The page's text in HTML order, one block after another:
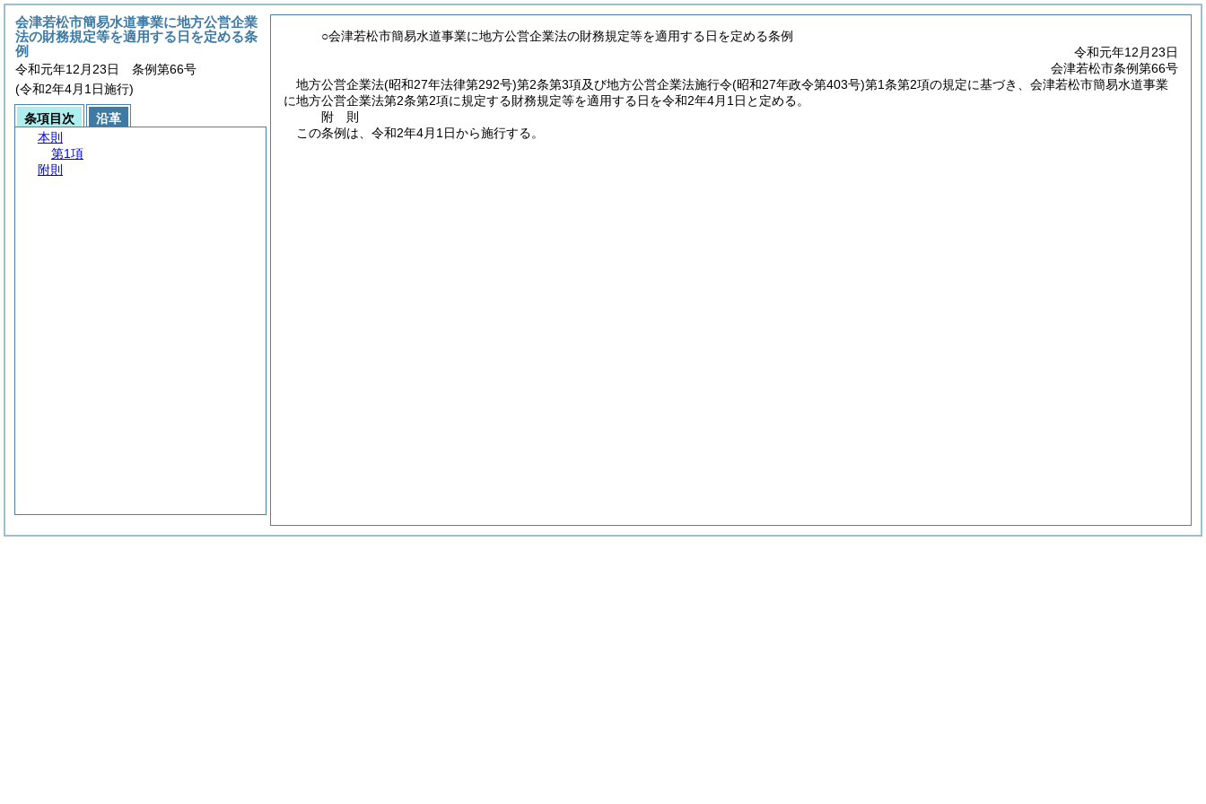
○会津若松市簡易水道事業に地方公営企業法の財務規定等を適用する日を定める条例
令和元年12月23日
会津若松市条例第66号
地方公営企業法(昭和27年法律第292号)第2条第3項及び地方公営企業法施行令(昭和27年政令第403号)第1条第2項の規定に基づき、会津若松市簡易水道事業
に地方公営企業法第2条第2項に規定する財務規定等を適用する日を令和2年4月1日と定める。
附 則
この条例は、令和2年4月1日から施行する。
会津若松市簡易水道事業に地方公営企業
法の財務規定等を適用する日を定める条
例
令和元年12月23日 条例第66号
(令和2年4月1日施行)
条項目次
沿革
本則
第1項
附則